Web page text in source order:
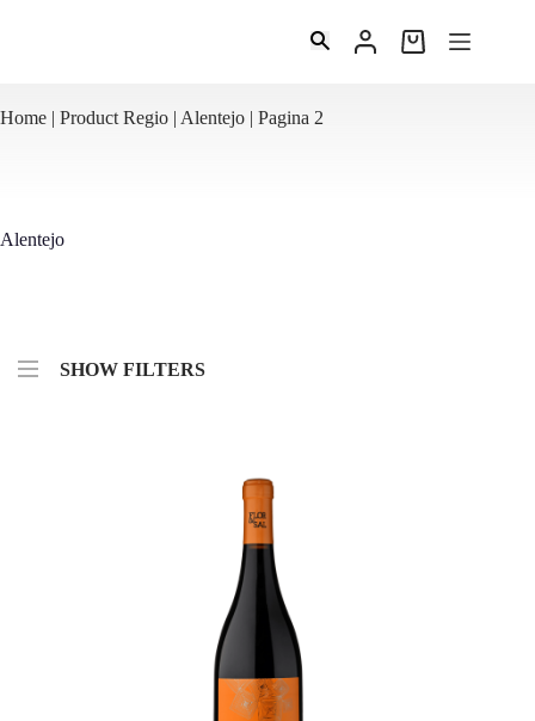
Winkelwagen
Home | Product Regio | Alentejo | Pagina 2
Alentejo
SHOW FILTERS